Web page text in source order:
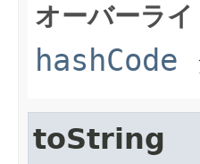
オーバーラ
hashCode
toString